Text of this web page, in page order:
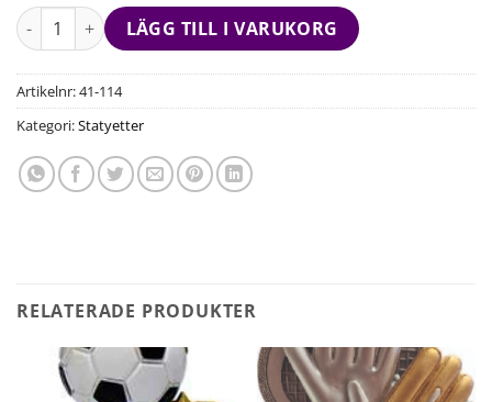
LÄGG TILL I VARUKORG
Artikelnr:41-114
Kategori:Statyetter
RELATERADE PRODUKTER